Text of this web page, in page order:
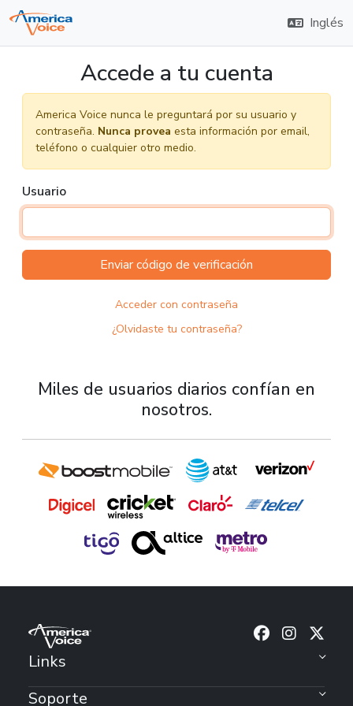
Inglés
Accede a tu cuenta
America Voice nunca le preguntará por su usuario y
contraseña. Nunca provea esta información por email,
teléfono o cualquier otro medio.
Usuario
Enviar código de verificación
Acceder con contraseña
¿Olvidaste tu contraseña?
Miles de usuarios diarios confían en
nosotros.
Links
¿Olvidaste tu contraseña?
Soporte